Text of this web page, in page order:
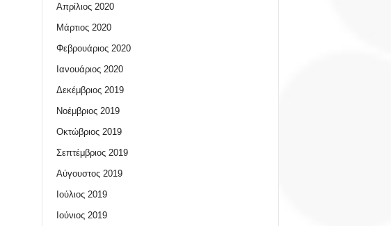
Απρίλιος 2020
Μάρτιος 2020
Φεβρουάριος 2020
Ιανουάριος 2020
Δεκέμβριος 2019
Νοέμβριος 2019
Οκτώβριος 2019
Σεπτέμβριος 2019
Αύγουστος 2019
Ιούλιος 2019
Ιούνιος 2019